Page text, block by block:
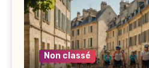
Non classé